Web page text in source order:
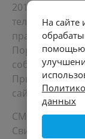
2012-2026 ©
телевидение
права
Портал Санкт-
событиях,
При
сайт
СМИ
На сайте
помощью
данных